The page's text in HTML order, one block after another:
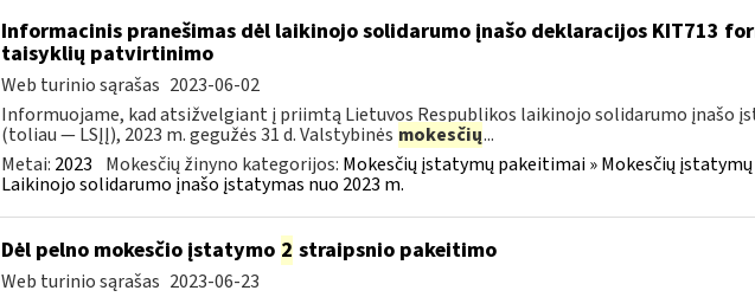
Informacinis pranešimas dėl laikinojo solidarumo įnašo deklaracijos KIT713
taisyklių patvirtinimo
Web turinio sąrašas 2023-06-02
Informuojame, kad atsižvelgiant į priimtą Lietuvos Respublikos laikinojo solidarumo įnašo
(toliau — LSĮĮ), 2023 m. gegužės 31 d. Valstybinės mokesčių...
Metai: 2023 Mokesčių žinyno kategorijos: Mokesčių įstatymų pakeitimai » Mokesčių
Laikinojo solidarumo įnašo įstatymas nuo 2023 m.
Dėl pelno mokesčio įstatymo 2 straipsnio pakeitimo
Web turinio sąrašas 2023-06-23